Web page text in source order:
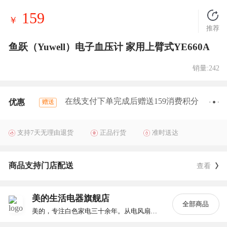
￥ 159
推荐
鱼跃（Yuwell）电子血压计 家用上臂式YE660A
销量:242
优惠 赠送 在线支付下单完成后赠送159消费积分
支持7天无理由退货 正品行货 准时送达
商品支持门店配送 查看
美的生活电器旗舰店
美的，专注白色家电三十余年。从电风扇、电饭煲、空调、冰箱、洗衣机，逐渐覆盖全品类白色家电，做世界的美的。美的商城，美的旗下唯一官方商城。全网家电一站购，全场包邮，全国联保，每月20号会员日全场5折起，就来美的商城。美的，为人类创造美好生活。
全部商品